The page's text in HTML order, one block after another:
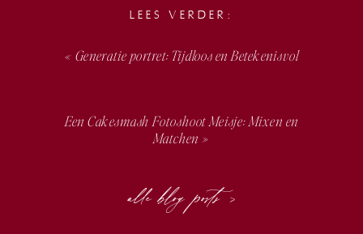
alle blog posts >
Een Cakesmash Fotoshoot Meisje: Mixen en
Matchen »
« Generatie portret: Tijdloos en Betekenisvol
LEES VERDER: